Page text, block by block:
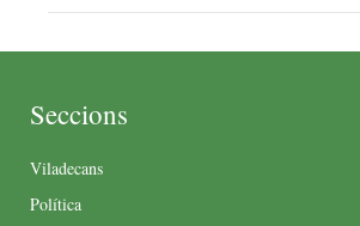
Seccions
Viladecans
Política